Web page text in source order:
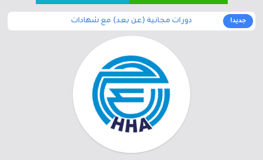
جديد! دورات مجانية (عن بعد) مع شهادات